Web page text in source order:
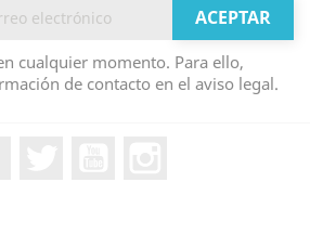
cualquier momento. Para ello,
de contacto en el aviso legal.